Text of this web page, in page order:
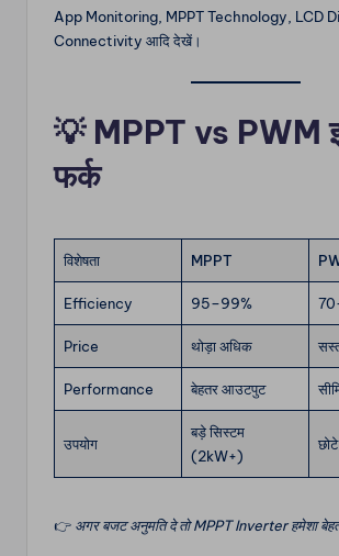
App Monitoring, MPPT Technology, LCD
Connectivity आदि देखें।
💡 MPPT vs PWM
फर्क
विशेषता MPPT
Efficiency 95–99%
Price थोड़ा अधिक
Performance बेहतर आउटपुट
उपयोग
बड़े सिस्टम
(2kW+)
👉 अगर बजट अनुमति दे तो MPPT Inverter हमेशा